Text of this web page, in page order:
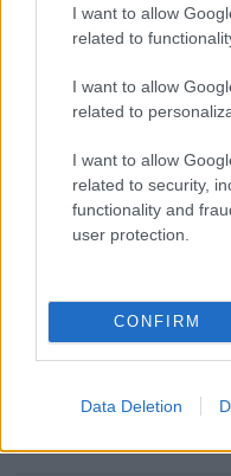
I want to allow
related to
I want to allow
related to
I want to allow
related to security,
functionality and
user protection.
CONFIRM
Data Deletion
Szerinte a jövőben
hasonló,
majd. Ennek az első
számára, a keresés
Pulzusméréssel
balatoni kardioösvény
#microsoft